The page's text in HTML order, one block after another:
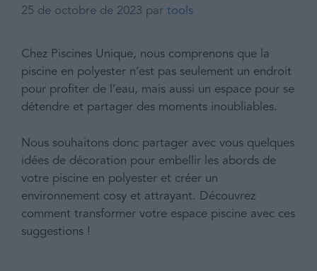
25 de octobre de 2023 partools
Chez Piscines Unique, nous comprenons que la
piscine en polyester n’est pas seulement un endroit
pour profiter de l’eau, mais aussi un espace pour se
détendre et partager des moments inoubliables.
Nous souhaitons donc partager avec vous quelques
idées de décoration pour embellir les abords de
votre piscine en polyester et créer un
environnement cosy et attrayant. Découvrez
comment transformer votre espace piscine avec ces
suggestions !